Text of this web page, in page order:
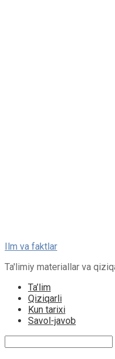
Skip
content
Ilm va faktlar
Ta'limiy materiallar va
Ta’lim
Qiziqarli
Kun tarixi
Savol-javob